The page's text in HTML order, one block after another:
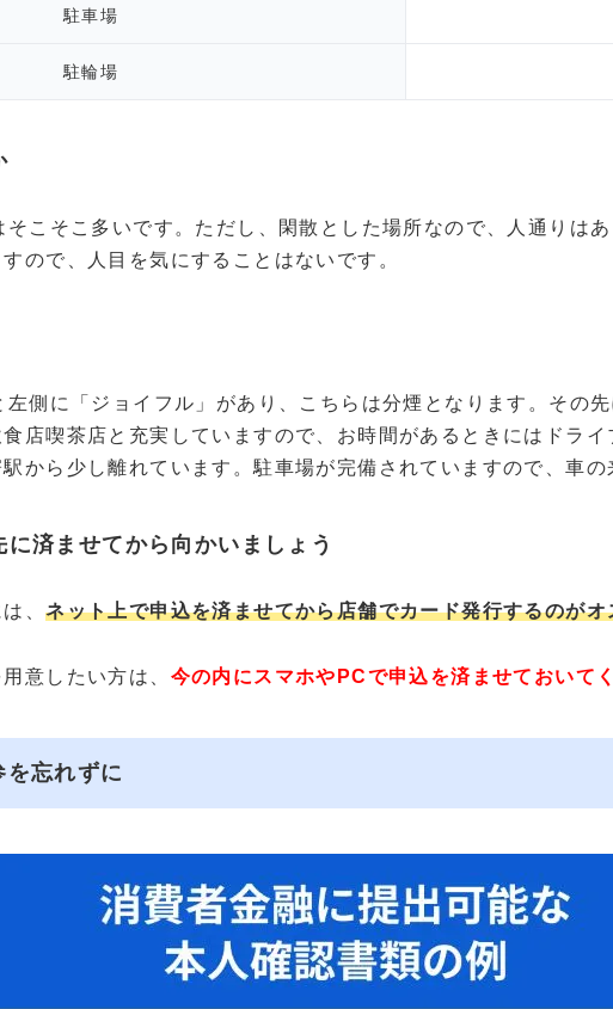
駐車場
駐輪場
こそこ多いです。ただし、閑散とした場所なので、人通りは
ので、人目を気にすることはないです。
側に「ジョイフル」があり、こちらは分煙となります。その
店喫茶店と充実していますので、お時間があるときにはドラ
から少し離れています。駐車場が完備されていますので、車の
済ませてから向かいましょう
は、ネット上で申込を済ませてから店舗でカード発行するのがオ
意したい方は、 今の内にスマホやPCで申込を済ませておいて
を忘れずに